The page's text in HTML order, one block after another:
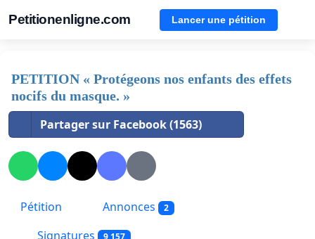
Petitionenligne.com Lancer une pétition
PETITION « Protégeons nos enfants des effets
nocifs du masque. »
Partager sur Facebook (1563)
Pétition Annonces 2
Signatures